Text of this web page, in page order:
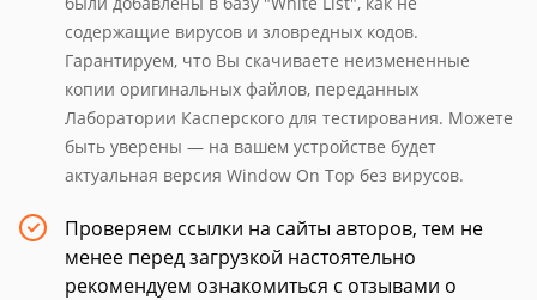
содержащие вирусов и зловредных кодов.
Гарантируем, что Вы скачиваете неизмененные
копии оригинальных файлов, переданных
Лаборатории Касперского для тестирования. Можете
быть уверены — на вашем устройстве будет
актуальная версия Window On Top без вирусов.
Проверяем ссылки на сайты авторов, тем не
менее перед загрузкой настоятельно
рекомендуем ознакомиться с отзывами о